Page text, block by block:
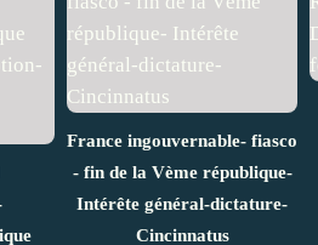
France ingouvernable- fiasco
- fin de la Vème république-
Intérête général-dictature-
Cincinnatus